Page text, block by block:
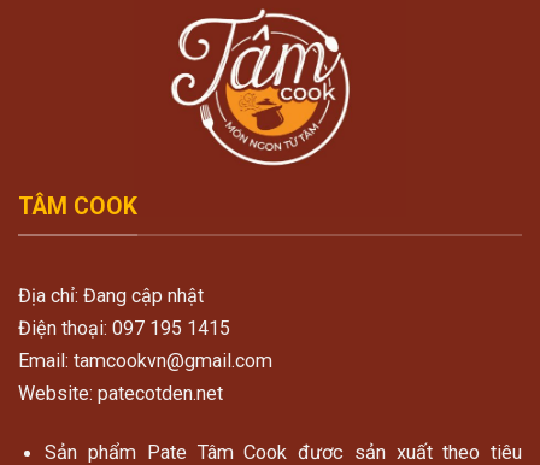
TÂM COOK
Địa chỉ: Đang cập nhật
Điện thoại: 097 195 1415
Email: tamcookvn@gmail.com
Website: patecotden.net
Sản phẩm Pate Tâm Cook đươc sản xuất theo tiêu